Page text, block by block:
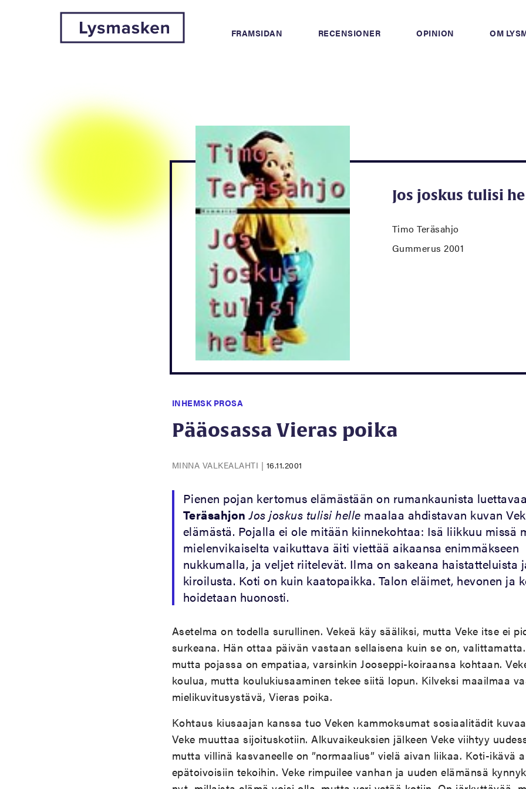
FRAMSIDAN RECENSIONER OPINION OM
Jos joskus tulisi
Timo Teräsahjo
Gummerus 2001
INHEMSK PROSA
Pääosassa Vieras poika
MINNA VALKEALAHTI | 16.11.2001
Pienen pojan kertomus elämästään on rumankaunista
Teräsahjon Jos joskus tulisi helle maalaa ahdistavan kuvan
elämästä. Pojalla ei ole mitään kiinnekohtaa: Isä liikkuu missä
mielenvikaiselta vaikuttava äiti viettää aikaansa enimmäkseen
nukkumalla, ja veljet riitelevät. Ilma on sakeana haistatteluista
kiroilusta. Koti on kuin kaatopaikka. Talon eläimet, hevonen ja
hoidetaan huonosti.
Asetelma on todella surullinen. Vekeä käy sääliksi, mutta Veke itse ei
surkeana. Hän ottaa päivän vastaan sellaisena kuin se on,
mutta pojassa on empatiaa, varsinkin Jooseppi-koiraansa kohtaan.
koulua, mutta koulukiusaaminen tekee siitä lopun. Kilveksi maailmaa
mielikuvitusystävä, Vieras poika.
Kohtaus kiusaajan kanssa tuo Veken kammoksumat sosiaalitädit
Veke muuttaa sijoituskotiin. Alkuvaikeuksien jälkeen Veke viihtyy
mutta villinä kasvaneelle on ”normaalius” vielä aivan liikaa. Koti-ikävä
epätoivoisiin tekoihin. Veke rimpuilee vanhan ja uuden elämänsä